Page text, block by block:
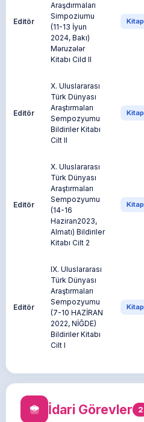
Editör
Araşdırmaları
Simpoziumu
(11-13 İyun
2024, Bakı)
Məruzələr
Kitabı Cild II
Kitap
Editör
X. Uluslararası
Türk Dünyası
Araştırmaları
Sempozyumu
Bildiriler Kitabı
Cilt II
Kitap
Editör
X. Uluslararası
Türk Dünyası
Araştırmaları
Sempozyumu
(14-16
Haziran2023,
Almatı) Bildiriler
Kitabı Cilt 2
Kitap
Editör
IX. Uluslararası
Türk Dünyası
Araştırmaları
Sempozyumu
(7-10 HAZİRAN
2022, NİĞDE)
Bildiriler Kitabı
Cilt I
Kitap
İdari Görevler 2